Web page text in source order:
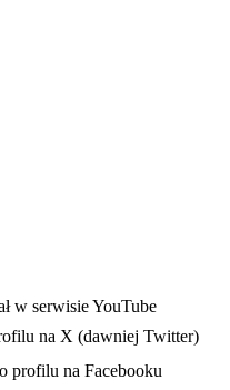
karcie
w serwisie YouTube
na X (dawniej Twitter)
karcie
profilu na Facebooku